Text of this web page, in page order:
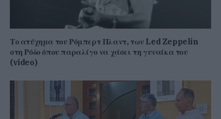
Το ατύχημα του Ρόμπερτ Πλαντ, των Led Zeppelin
στη Ρόδο όπου παραλίγο να χάσει τη γυναίκα του
(video)